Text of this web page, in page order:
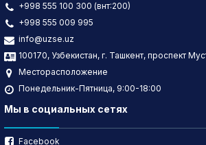
+998 555 100 300 (внт:200)
+998 555 009 995
info@uzse.uz
100170, Узбекистан, г. Ташкент, проспект
Месторасположение
Понедельник-Пятница, 9:00-18:00
Мы в социальных сетях
Facebook